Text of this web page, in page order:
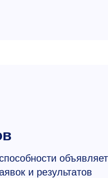
объявляет
и результатов